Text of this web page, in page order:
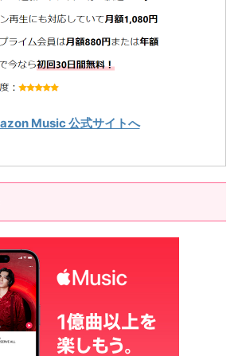
Music 公式サイトへ